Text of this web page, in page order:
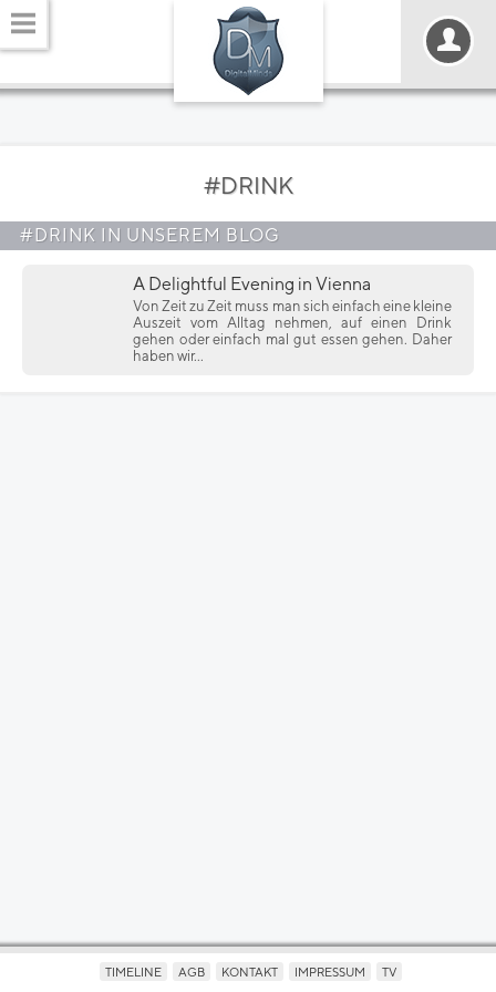
#DRINK
#DRINK IN UNSEREM BLOG
A Delightful Evening in Vienna
Von Zeit zu Zeit muss man sich einfach eine kleine
Auszeit vom Alltag nehmen, auf einen Drink
gehen oder einfach mal gut essen gehen. Daher
haben wir...
TIMELINE AGB KONTAKT IMPRESSUM TV